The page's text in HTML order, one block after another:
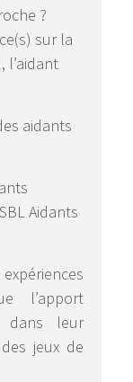
?
sur la
l’aidant
aidants
Aidants
l’apport
dans leur
jeux de